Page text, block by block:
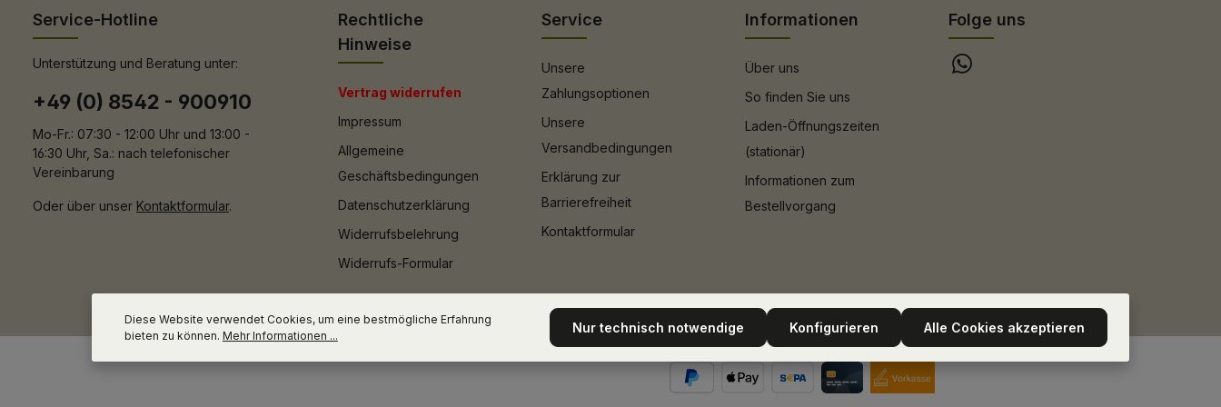
Service-Hotline
Unterstützung und Beratung unter:
+49 (0) 8542 - 900910
Mo-Fr.: 07:30 - 12:00 Uhr und 13:00 -
16:30 Uhr, Sa.: nach telefonischer
Vereinbarung
Oder über unser Kontaktformular.
Rechtliche
Hinweise
Vertrag widerrufen
Impressum
Allgemeine
Geschäftsbedingungen
Datenschutzerklärung
Widerrufsbelehrung
Widerrufs-Formular
Service
Unsere
Zahlungsoptionen
Unsere
Versandbedingungen
Erklärung zur
Barrierefreiheit
Kontaktformular
Informationen
Über uns
So finden Sie uns
Laden-Öffnungszeiten
(stationär)
Informationen zum
Bestellvorgang
Folge uns
Diese Website verwendet Cookies, um eine bestmögliche Erfahrung
bieten zu können. Mehr Informationen ... Nur technisch notwendige Konfigurieren Alle Cookies akzeptieren